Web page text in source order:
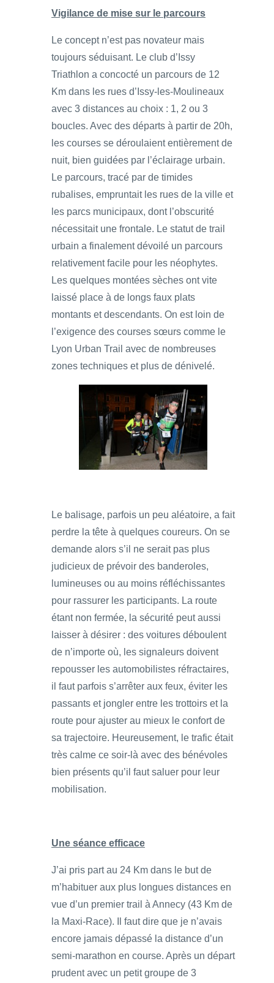
Vigilance de mise sur le parcours
Le concept n’est pas novateur mais
toujours séduisant. Le club d’Issy
Triathlon a concocté un parcours de 12
Km dans les rues d’Issy-les-Moulineaux
avec 3 distances au choix : 1, 2 ou 3
boucles. Avec des départs à partir de 20h,
les courses se déroulaient entièrement de
nuit, bien guidées par l’éclairage urbain.
Le parcours, tracé par de timides
rubalises, empruntait les rues de la ville et
les parcs municipaux, dont l’obscurité
nécessitait une frontale. Le statut de trail
urbain a finalement dévoilé un parcours
relativement facile pour les néophytes.
Les quelques montées sèches ont vite
laissé place à de longs faux plats
montants et descendants. On est loin de
l’exigence des courses sœurs comme le
Lyon Urban Trail avec de nombreuses
zones techniques et plus de dénivelé.
Le balisage, parfois un peu aléatoire, a fait
perdre la tête à quelques coureurs. On se
demande alors s’il ne serait pas plus
judicieux de prévoir des banderoles,
lumineuses ou au moins réfléchissantes
pour rassurer les participants. La route
étant non fermée, la sécurité peut aussi
laisser à désirer : des voitures déboulent
de n’importe où, les signaleurs doivent
repousser les automobilistes réfractaires,
il faut parfois s’arrêter aux feux, éviter les
passants et jongler entre les trottoirs et la
route pour ajuster au mieux le confort de
sa trajectoire. Heureusement, le trafic était
très calme ce soir-là avec des bénévoles
bien présents qu’il faut saluer pour leur
mobilisation.
Une séance efficace
J’ai pris part au 24 Km dans le but de
m’habituer aux plus longues distances en
vue d’un premier trail à Annecy (43 Km de
la Maxi-Race). Il faut dire que je n’avais
encore jamais dépassé la distance d’un
semi-marathon en course. Après un départ
prudent avec un petit groupe de 3